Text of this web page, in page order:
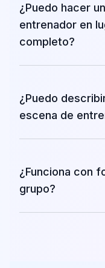
¿Puedo hacer
entrenador en
completo?
¿Puedo
escena de
¿Funciona con
grupo?